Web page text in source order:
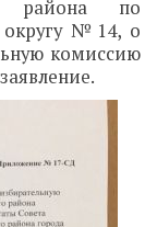
района по
округу №14, о
комиссию